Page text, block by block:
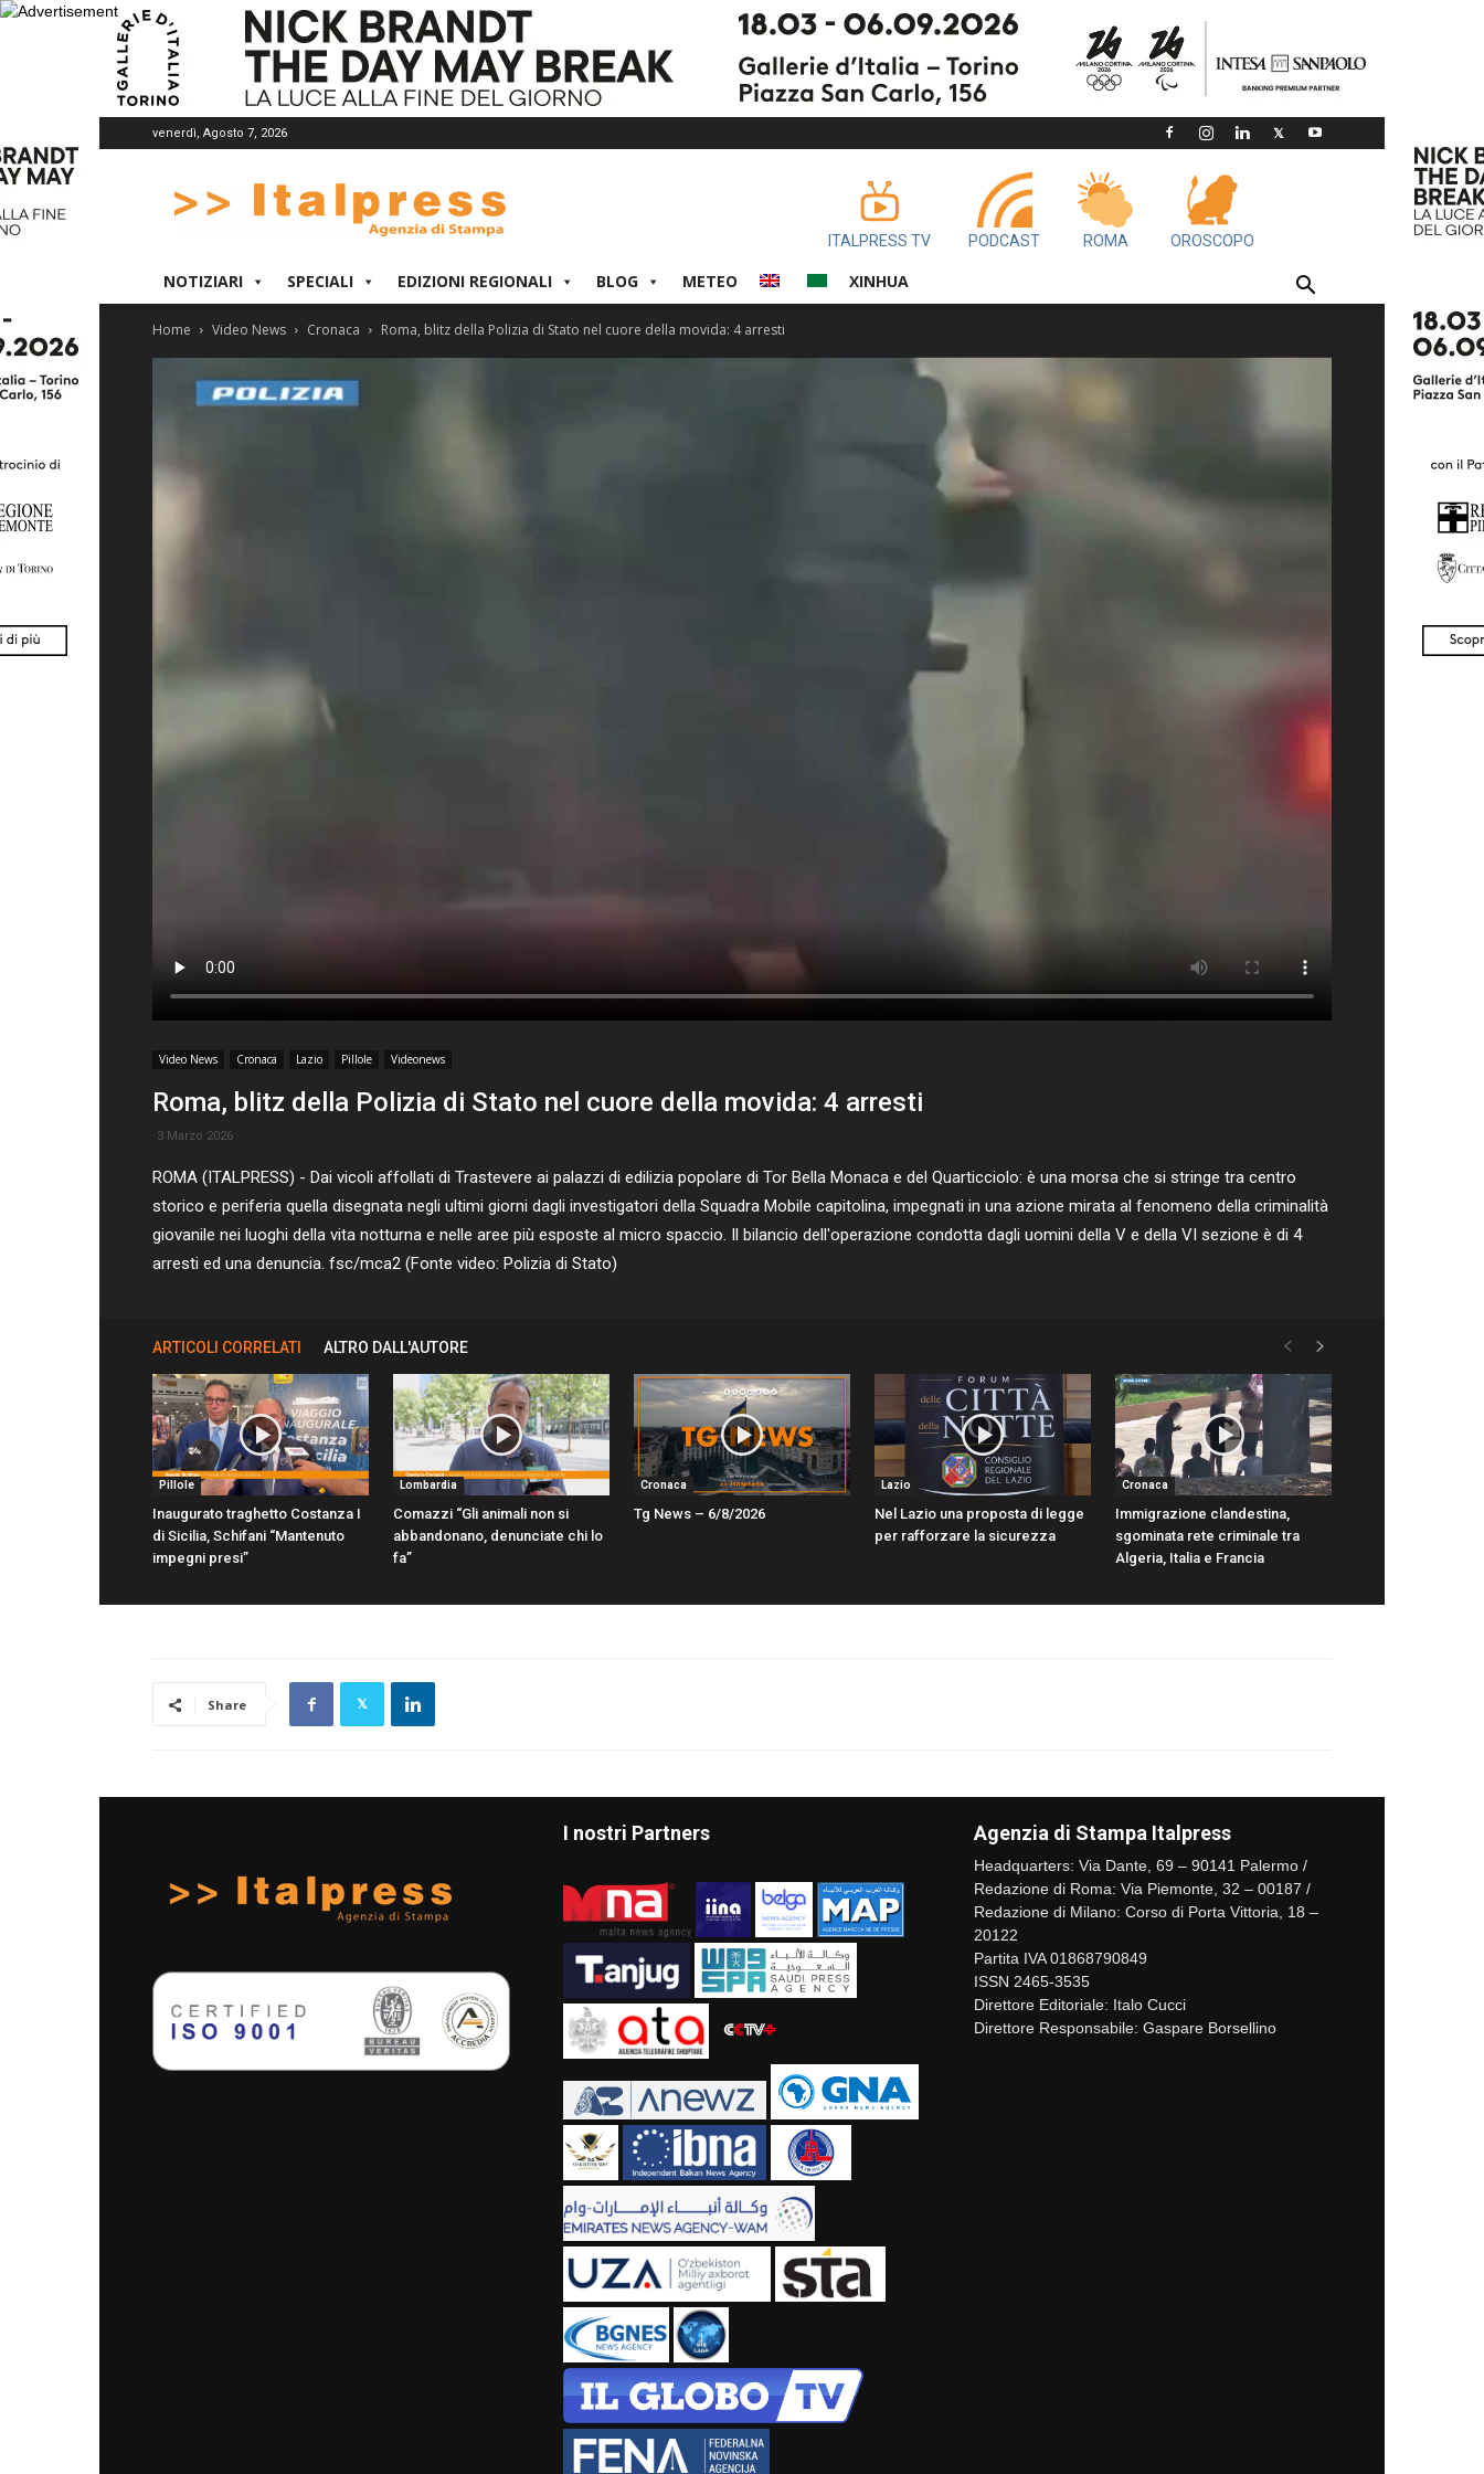
venerdì, Agosto 7, 2026
ITALPRESS TV PODCAST ROMA OROSCOPO
NOTIZIARI SPECIALI EDIZIONI REGIONALI BLOG METEO XINHUA
Home Video News Cronaca Roma, blitz della Polizia di Stato nel cuore della movida: 4 arresti
Video News Cronaca Lazio Pillole Videonews
Roma, blitz della Polizia di Stato nel cuore della movida: 4 arresti
3 Marzo 2026
ROMA (ITALPRESS) - Dai vicoli affollati di Trastevere ai palazzi di edilizia popolare di Tor Bella Monaca e del Quarticciolo: è una morsa che si stringe tra centro
storico e periferia quella disegnata negli ultimi giorni dagli investigatori della Squadra Mobile capitolina, impegnati in una azione mirata al fenomeno della criminalità
giovanile nei luoghi della vita notturna e nelle aree più esposte al micro spaccio. Il bilancio dell'operazione condotta dagli uomini della V e della VI sezione è di 4
arresti ed una denuncia. fsc/mca2 (Fonte video: Polizia di Stato)
ARTICOLI CORRELATI ALTRO DALL'AUTORE
Pillole
Inaugurato traghetto Costanza I
di Sicilia, Schifani “Mantenuto
impegni presi”
Lombardia
Comazzi “Gli animali non si
abbandonano, denunciate chi lo
fa”
Cronaca
Tg News – 6/8/2026
Lazio
Nel Lazio una proposta di legge
per rafforzare la sicurezza
Cronaca
Immigrazione clandestina,
sgominata rete criminale tra
Algeria, Italia e Francia
Share
I nostri Partners Agenzia di Stampa Italpress
Headquarters: Via Dante, 69 – 90141 Palermo /
Redazione di Roma: Via Piemonte, 32 – 00187 /
Redazione di Milano: Corso di Porta Vittoria, 18 –
20122
Partita IVA 01868790849
ISSN 2465-3535
Direttore Editoriale: Italo Cucci
Direttore Responsabile: Gaspare Borsellino